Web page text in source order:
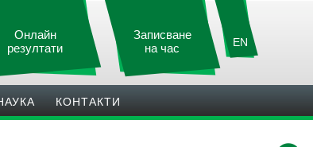
EN
Записване
на час
Онлайн
резултати
КОНТАКТИ